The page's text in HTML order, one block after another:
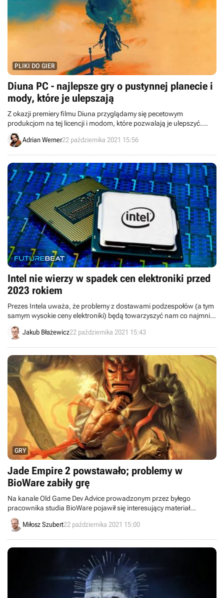
PLIKI DO GIER
Diuna PC - najlepsze gry o pustynnej planecie i
mody, które je ulepszają
Z okazji premiery filmu Diuna przyglądamy się pecetowym
produkcjom na tej licencji i modom, które pozwalają je ulepszyć.
Omawiamy również ciekawe darmowe gry stworzone przez fanów.
Adrian Werner22 października 2021 15:56
Intel nie wierzy w spadek cen elektroniki przed
2023 rokiem
Prezes Intela uważa, że problemy z dostawami podzespołów (a tym
samym wysokie ceny elektroniki) będą towarzyszyć nam co najmniej
do 2023 roku.
Jakub Błażewicz22 października 2021 15:43
GRY
Jade Empire 2 powstawało; problemy w
BioWare zabiły grę
Na kanale Old Game Dev Advice prowadzonym przez byłego
pracownika studia BioWare pojawił się interesujący materiał
dotyczący kontynuacji Jade Empire. Opowiedział on w nim, jak
wyglądał proces przygotowywania sequela, w jaki sposób
Miłosz Szubert22 października 2021 15:00